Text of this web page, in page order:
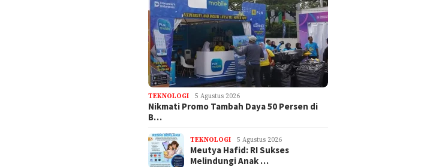
TEKNOLOGI 5 Agustus 2026
Nikmati Promo Tambah Daya 50 Persen di
B…
TEKNOLOGI 5 Agustus 2026
Meutya Hafid: RI Sukses
Melindungi Anak …